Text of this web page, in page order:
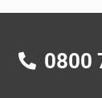
0800